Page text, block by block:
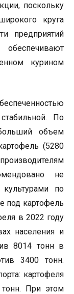
поскольку
круга
предприятий
курином
По
объем
(5280
не
по
под картофель
в 2022 году
населения и
8014 тонн в
3400 тонн.
картофеля
При этом